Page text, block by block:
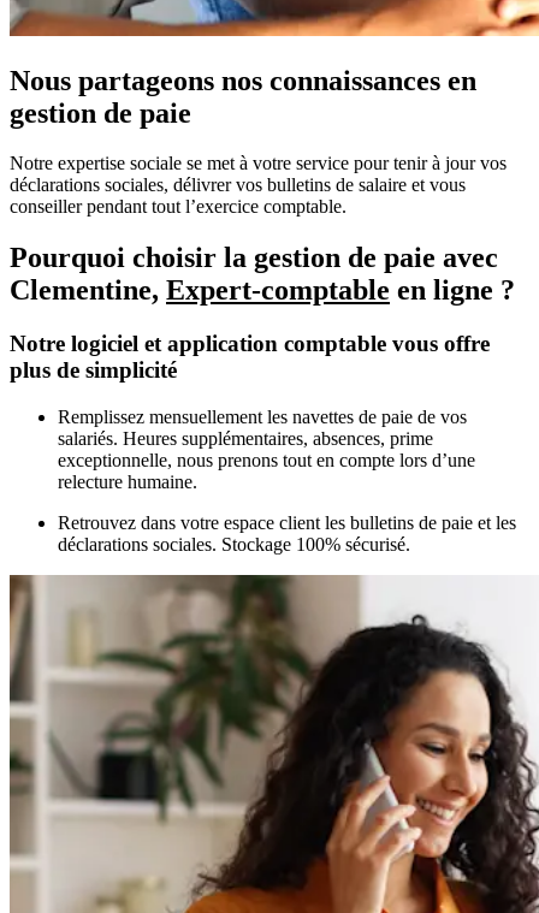
Nous partageons nos connaissances en
gestion de paie
Notre expertise sociale se met à votre service pour tenir à jour vos
déclarations sociales, délivrer vos bulletins de salaire et vous
conseiller pendant tout l’exercice comptable.
Pourquoi choisir la gestion de paie avec
Clementine, Expert-comptable en ligne ?
Notre logiciel et application comptable vous offre
plus de simplicité
Remplissez mensuellement les navettes de paie de vos
salariés. Heures supplémentaires, absences, prime
exceptionnelle, nous prenons tout en compte lors d’une
relecture humaine.
Retrouvez dans votre espace client les bulletins de paie et les
déclarations sociales. Stockage 100% sécurisé.